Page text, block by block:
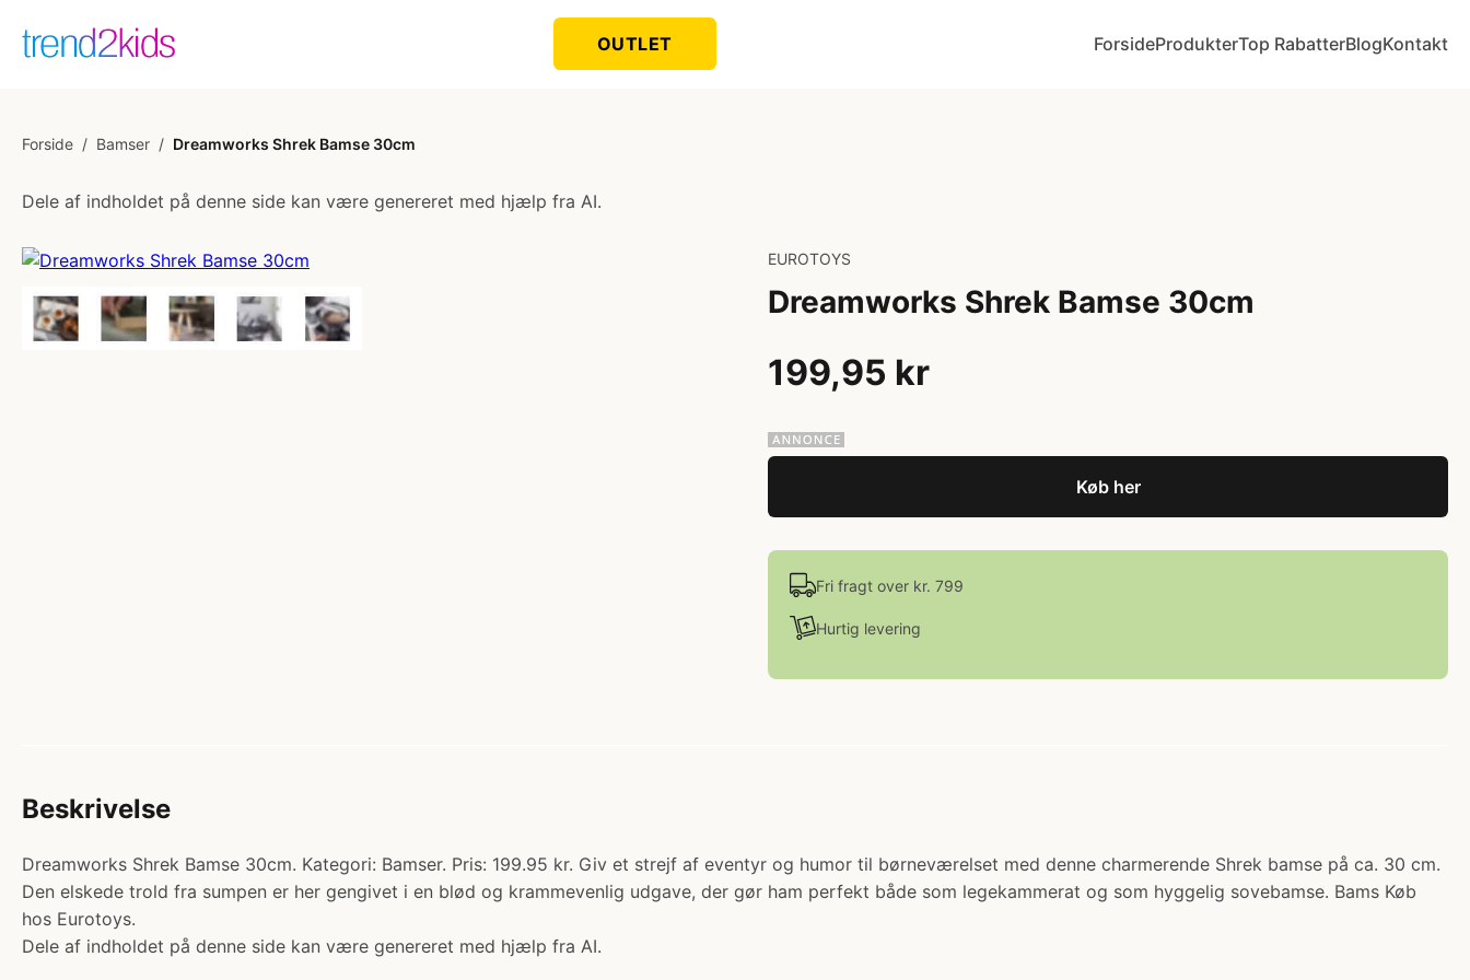
OUTLET ForsideProdukterTop RabatterBlogKontakt
Forside / Bamser / Dreamworks Shrek Bamse 30cm
Dele af indholdet på denne side kan være genereret med hjælp fra AI.
EUROTOYS
Dreamworks Shrek Bamse 30cm
199,95 kr
Køb her
Fri fragt over kr. 799
Hurtig levering
Beskrivelse
Dreamworks Shrek Bamse 30cm. Kategori: Bamser. Pris: 199.95 kr. Giv et strejf af eventyr og humor til børneværelset med denne charmerende Shrek bamse på ca. 30 cm.
Den elskede trold fra sumpen er her gengivet i en blød og krammevenlig udgave, der gør ham perfekt både som legekammerat og som hyggelig sovebamse. Bams Køb
hos Eurotoys.
Dele af indholdet på denne side kan være genereret med hjælp fra AI.